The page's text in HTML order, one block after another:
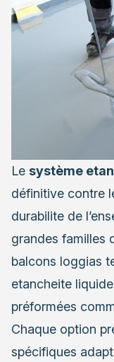
Le système
définitive contre
durabilite de
grandes familles
balcons loggias
etancheite
préformées
Chaque option
spécifiques